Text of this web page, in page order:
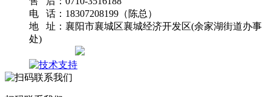
电 话：18307208199（陈总）
地 址：襄阳市襄城区襄城经济开发区(余家湖街道办事
处)